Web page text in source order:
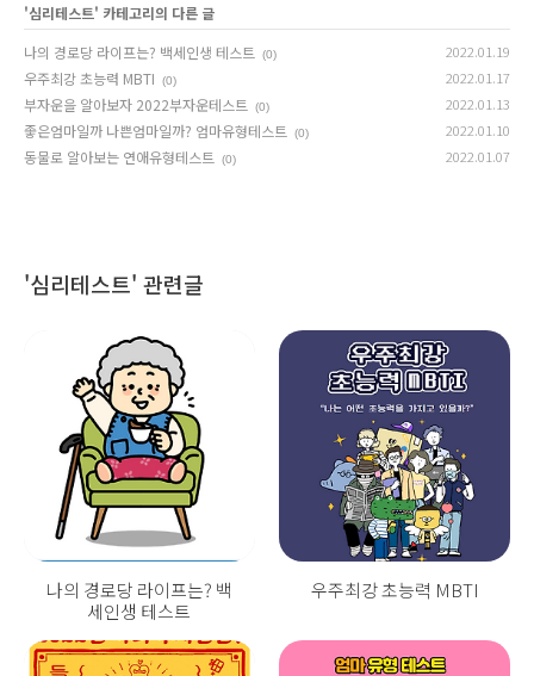
'심리테스트' 카테고리의 다른 글
나의 경로당 라이프는? 백세인생 테스트
(0) 2022.01.19
우주최강 초능력 MBTI (0) 2022.01.17
부자운을 알아보자 2022부자운테스트 (0) 2022.01.13
좋은엄마일까 나쁜엄마일까? 엄마유형테스트 (0) 2022.01.10
동물로 알아보는 연애유형테스트 (0) 2022.01.07
'심리테스트' 관련글
나의 경로당 라이프는? 백
세인생 테스트
우주최강 초능력 MBTI